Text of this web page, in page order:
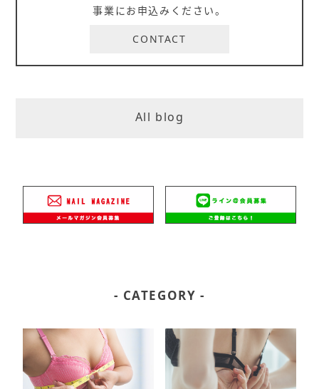
事業にお申込みください。
CONTACT
All blog
- CATEGORY -